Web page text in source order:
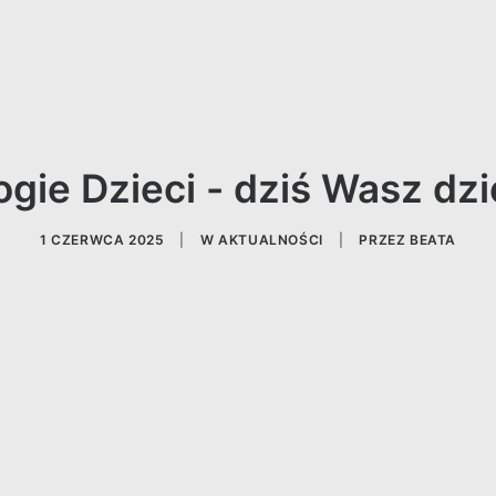
Dzieci - dziś Wasz
1 CZERWCA 2025 WAKTUALNOŚCI PRZEZBEATA